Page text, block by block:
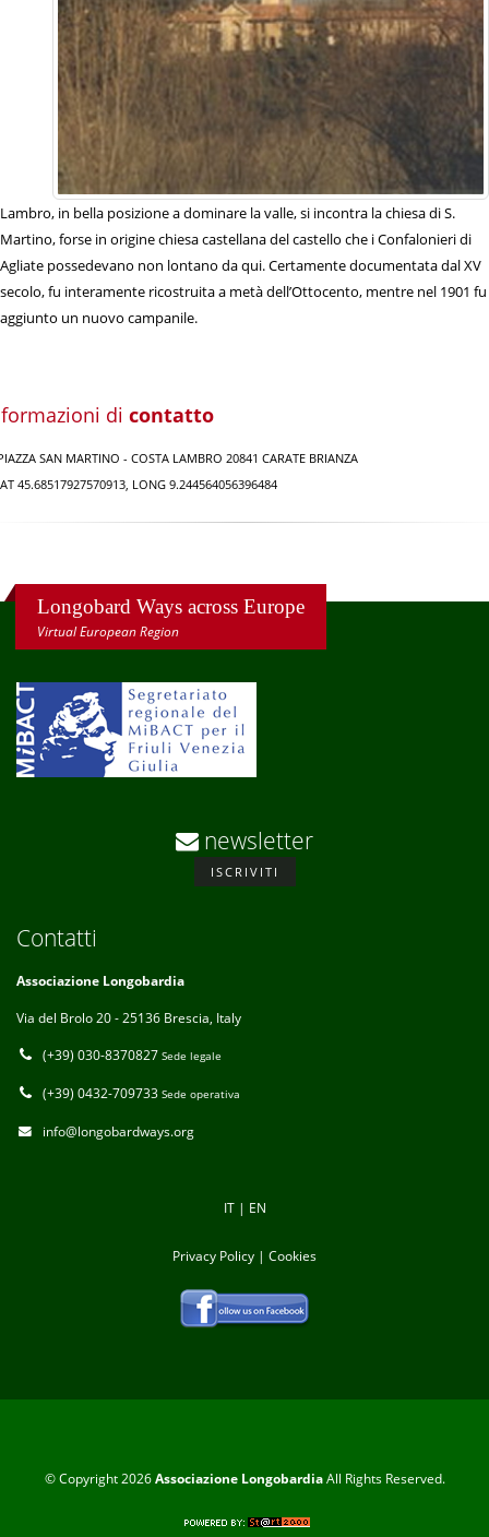
Lambro, in bella posizione a dominare la valle, si incontra la chiesa di S.
Martino, forse in origine chiesa castellana del castello che i Confalonieri di
Agliate possedevano non lontano da qui. Certamente documentata dal XV
secolo, fu interamente ricostruita a metà dell’Ottocento, mentre nel 1901 fu
aggiunto un nuovo campanile.
di contatto
SAN MARTINO - COSTA LAMBRO 20841 CARATE BRIANZA
45.68517927570913, LONG 9.244564056396484
Longobard Ways across Europe
Virtual European Region
newsletter
ISCRIVITI
Contatti
Associazione Longobardia
Via del Brolo 20 - 25136 Brescia, Italy
(+39) 030-8370827 Sede legale
(+39) 0432-709733 Sede operativa
info@longobardways.org
IT| EN
Privacy Policy | Cookies
© Copyright 2026Associazione LongobardiaAll Rights Reserved.